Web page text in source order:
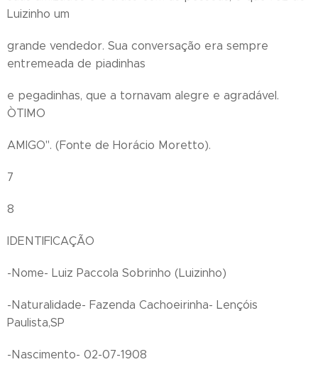
Luizinho um
grande vendedor. Sua conversação era sempre
entremeada de piadinhas
e pegadinhas, que a tornavam alegre e agradável.
ÒTIMO
AMIGO". (Fonte de Horácio Moretto).
7
8
IDENTIFICAÇÃO
-Nome- Luiz Paccola Sobrinho (Luizinho)
-Naturalidade- Fazenda Cachoeirinha- Lençóis
Paulista,SP
-Nascimento- 02-07-1908